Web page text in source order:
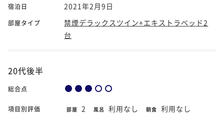
宿泊日 2021年2月9日
部屋タイプ
禁煙デラックスツイン+エキストラベッド2
台
20代後半
総合点
項目別評価 部屋 2 風呂 利用なし 朝食 利用なし